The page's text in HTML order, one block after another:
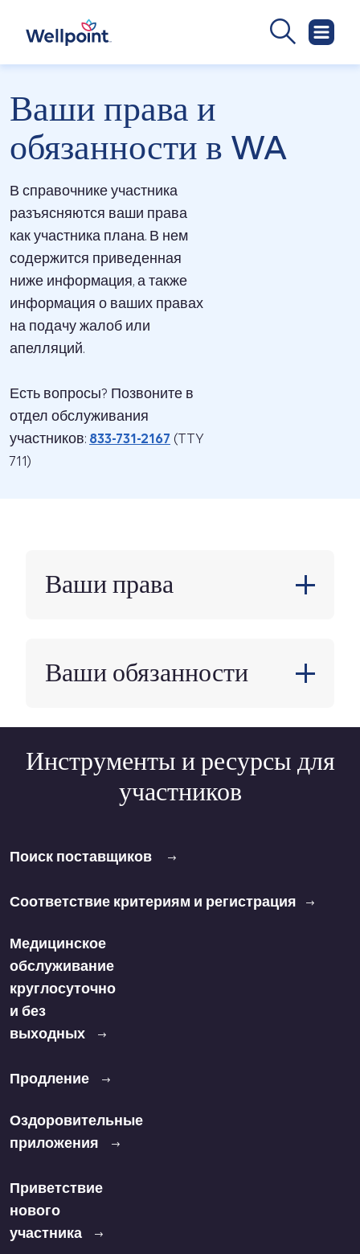
Ваши права и
обязанности в WA
В справочнике участника
разъясняются ваши права
как участника плана. В нем
содержится приведенная
ниже информация, а также
информация о ваших правах
на подачу жалоб или
апелляций.
Есть вопросы? Позвоните в
отдел обслуживания
участников: 833-731-2167 (TTY
711)
Ваши права
Ваши обязанности
Инструменты и ресурсы для
участников
Поиск поставщиков
Соответствие критериям и регистрация
Медицинское
обслуживание
круглосуточно
и без
выходных
Продление
Оздоровительные
приложения
Приветствие
нового
участника